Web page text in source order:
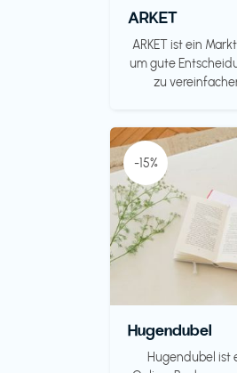
ARKET
ARKET ist ein
um gute
zu
-15%
Hugendubel
Hugendubel ist